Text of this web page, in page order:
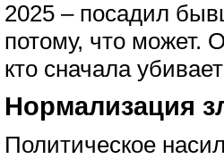
2025 – посадил
потому, что может.
кто сначала
Нормализация
Политическое